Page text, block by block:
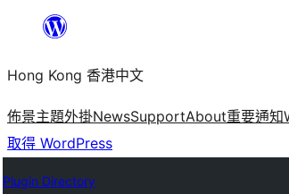
主
要
內
容
Hong Kong 香港中文
佈景主題外掛NewsSupportAbout重要通知
取得 WordPress
Plugin Directory